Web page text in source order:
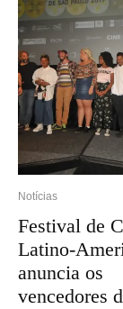
Notícias
Festival de
Latino-
anuncia os
vencedores